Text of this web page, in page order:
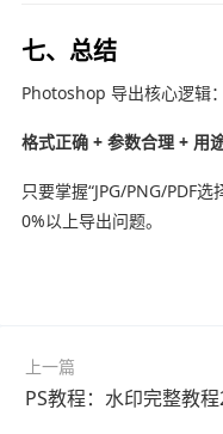
七、总结
Photoshop 导出核心逻辑：
格式正确 + 参数合理 + 用
只要掌握“JPG/PNG/PDF
0%以上导出问题。
上一篇